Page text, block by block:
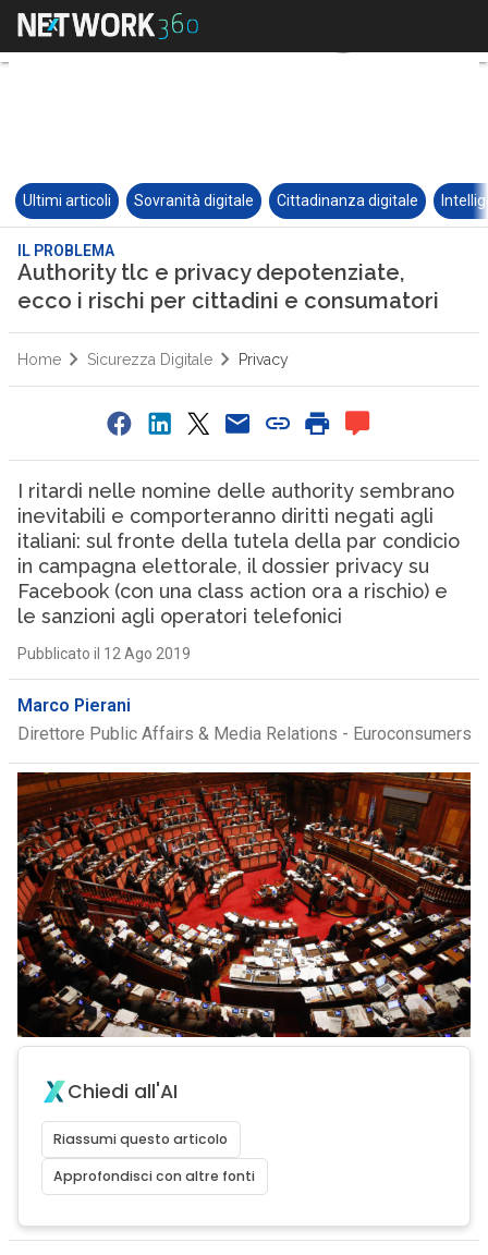
Ultimi articoli Sovranità digitale Cittadinanza digitale
IL PROBLEMA
Authority tlc e privacy depotenziate,
ecco i rischi per cittadini e consumatori
Home Sicurezza Digitale Privacy
I ritardi nelle nomine delle authority sembrano
inevitabili e comporteranno diritti negati agli
italiani: sul fronte della tutela della par condicio
in campagna elettorale, il dossier privacy su
Facebook (con una class action ora a rischio) e
le sanzioni agli operatori telefonici
Pubblicato il 12 Ago 2019
Marco Pierani
Direttore Public Affairs & Media Relations - Euroconsumers
Chiedi all'AI
Riassumi questo articolo
Approfondisci con altre fonti